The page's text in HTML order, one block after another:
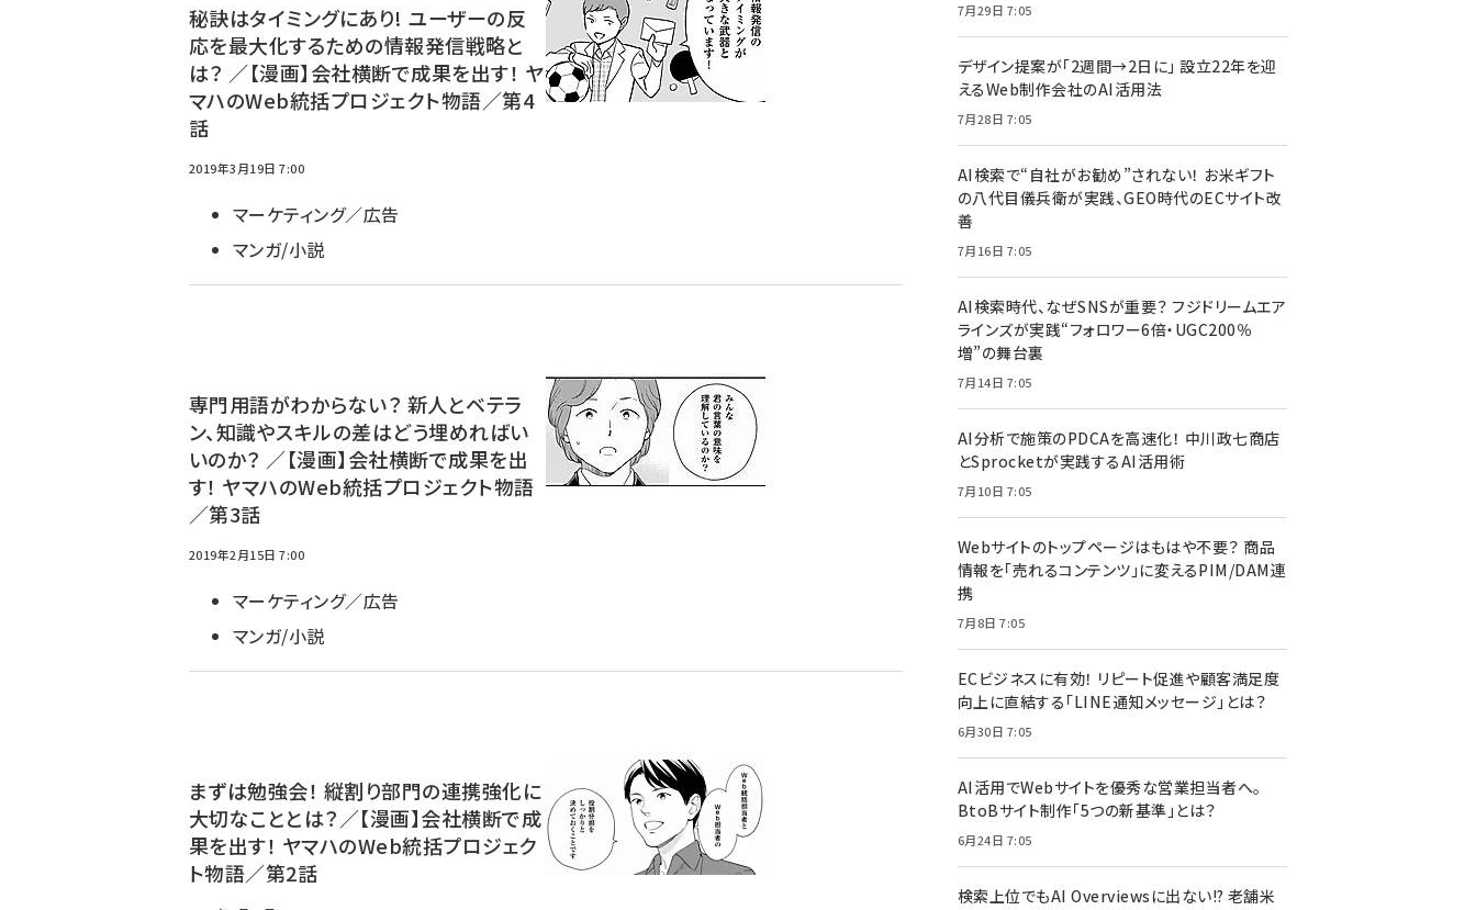
秘訣はタイミングにあり! ユーザーの反
応を最大化するための情報発信戦略と
は？ ／【漫画】会社横断で成果を出す！ ヤ
マハのWeb統括プロジェクト物語／第4
話
2019年3月19日 7:00
マーケティング／広告
マンガ/小説
専門用語がわからない？ 新人とベテラ
ン、知識やスキルの差はどう埋めればい
いのか？ ／【漫画】会社横断で成果を出
す！ ヤマハのWeb統括プロジェクト物語
／第3話
2019年2月15日 7:00
マーケティング／広告
マンガ/小説
まずは勉強会！ 縦割り部門の連携強化に
大切なこととは？／【漫画】会社横断で成
果を出す！ ヤマハのWeb統括プロジェク
ト物語／第2話
7月29日 7:05
デザイン提案が「2週間→2日に」 設立22年を迎
えるWeb制作会社のAI活用法
7月28日 7:05
AI検索で“自社がお勧め”されない！ お米ギフト
の八代目儀兵衛が実践、GEO時代のECサイト改
善
7月16日 7:05
AI検索時代、なぜSNSが重要？ フジドリームエア
ラインズが実践“フォロワー6倍・UGC200％
増”の舞台裏
7月14日 7:05
AI分析で施策のPDCAを高速化！ 中川政七商店
とSprocketが実践するAI活用術
7月10日 7:05
Webサイトのトップページはもはや不要？ 商品
情報を「売れるコンテンツ」に変えるPIM/DAM連
携
7月8日 7:05
ECビジネスに有効！ リピート促進や顧客満足度
向上に直結する「LINE通知メッセージ」とは？
6月30日 7:05
AI活用でWebサイトを優秀な営業担当者へ。
BtoBサイト制作「5つの新基準」とは？
6月24日 7:05
検索上位でもAI Overviewsに出ない!? 老舗米